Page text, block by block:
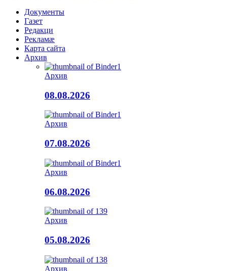
Документы
Газет
Редакци
Рекламæ
Карта сайта
Архив
Архив
08.08.2026
Архив
07.08.2026
Архив
06.08.2026
Архив
05.08.2026
Архив